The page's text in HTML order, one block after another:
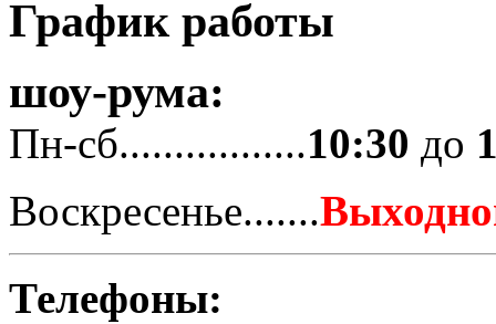
График работы
шоу-рума:
Пн-сб.................10:30 до
Воскресенье.......
Телефоны: